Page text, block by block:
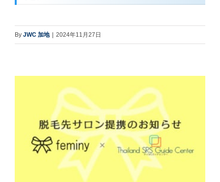
By JWC 加地 2024年11月27日